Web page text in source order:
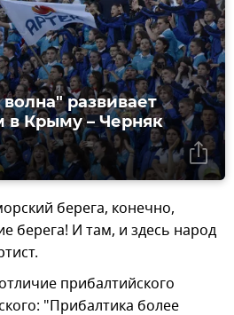
развивает
в Крыму – Черняк
берега, конечно,
берега! И там, и здесь народ
прибалтийского
"Прибалтика более